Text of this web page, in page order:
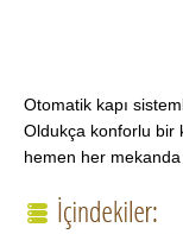
Otomatik kapı
Oldukça konforlu bir
hemen her